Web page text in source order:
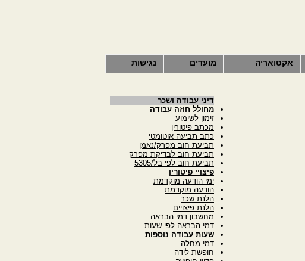
אקטואריה מועדים נגישות
דיני עבודה ושכר
מחולל חוזה עבודה
זימון לשימוע
מכתב פיטורין
כתב תביעה אוטומטי
תביעת חוב מפרק/נאמן
תביעת חוב לבדיקת מפרק
תביעת חוב לפי בל/5305
פיצויי פיטורין
ימי הודעה מוקדמת
הודעה מוקדמת
הלנת שכר
הלנת פיצויים
מחשבון דמי הבראה
דמי הבראה לפי שעות
שעות עבודה נוספות
דמי מחלה
חופשת לידה